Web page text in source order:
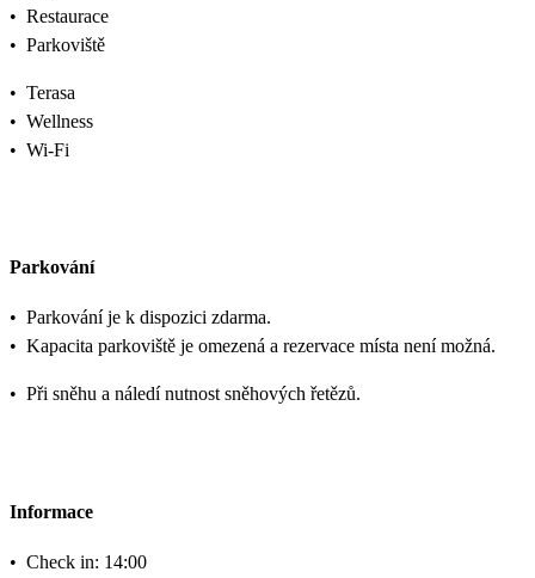
• Restaurace
• Parkoviště
• Terasa
• Wellness
• Wi-Fi
Parkování
• Parkování je k dispozici zdarma.
• Kapacita parkoviště je omezená a rezervace místa není možná.
• Při sněhu a náledí nutnost sněhových řetězů.
Informace
• Check in: 14:00